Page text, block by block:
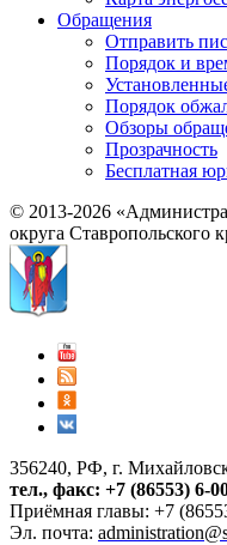
Обращения
Отправить
Порядок и
Порядок
Обзоры
Прозрачность
Бесплатная
© 2013-2026
округа Ставропольского
356240, РФ, г.
тел., факс: +7 (86553) 6-
Приёмная главы: +7
Эл. почта: